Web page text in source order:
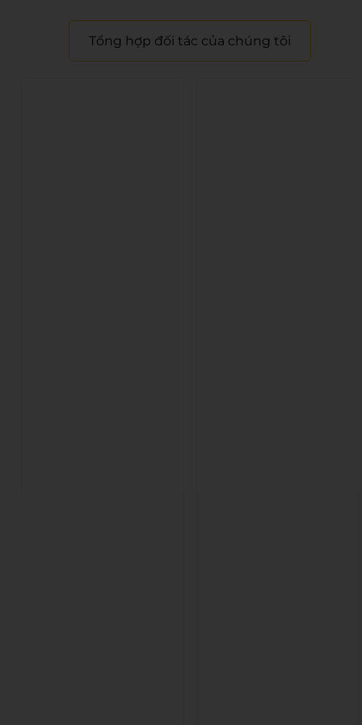
Tổng hợp đối tác của chúng tôi